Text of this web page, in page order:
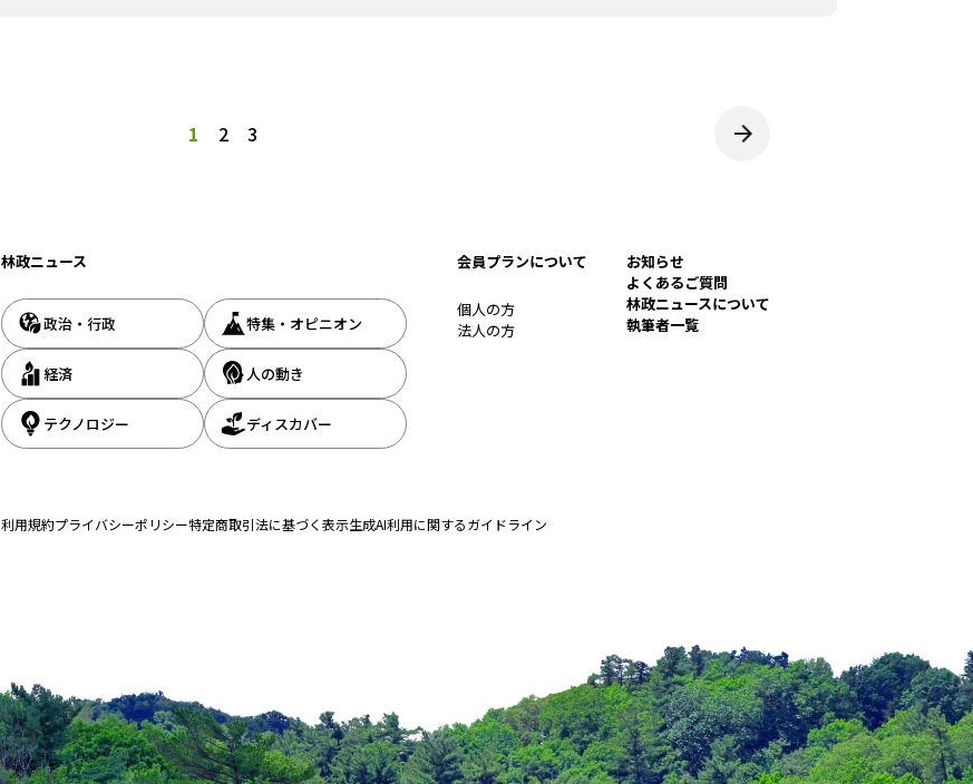
投
ジ
送
り
1 2 3
林政ニュース
政治・行政 特集・オピニオン
経済 人の動き
テクノロジー ディスカバー
会員プランについて
個人の方
法人の方
お知らせ
よくあるご質問
林政ニュースについて
執筆者一覧
利用規約プライバシーポリシー特定商取引法に基づく表示生成AI利用に関するガイドライン